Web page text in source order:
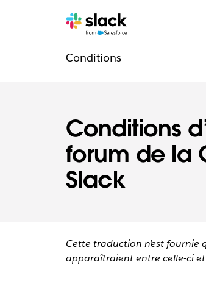
Conditions
forum de la
Slack
Pages
Conditionssupplémentaires
Cette traduction n’est fournie
apparaîtraient entre celle-ci et